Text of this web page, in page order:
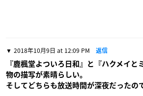
2018年10月9日 at 12:09 PM 返信
『鹿楓堂よついろ日和』と『ハクメイと
物の描写が素晴らしい。
そしてどちらも放送時間が深夜だったの